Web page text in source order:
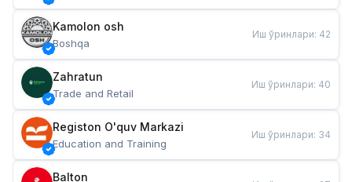
Kamolon osh
Boshqa
Иш ўринлари: 42
Zahratun
Trade and Retail
Иш ўринлари: 40
Registon O'quv Markazi
Education and Training
Иш ўринлари: 34
Balton